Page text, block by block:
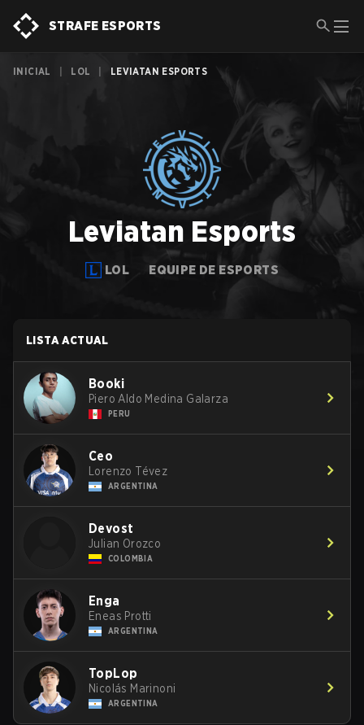
STRAFE ESPORTS
INICIAL LOL LEVIATAN ESPORTS
Leviatan Esports
LOL EQUIPE DE ESPORTS
LISTA ACTUAL
Booki
Piero Aldo Medina Galarza
PERU
Ceo
Lorenzo Tévez
ARGENTINA
Devost
Julian Orozco
COLOMBIA
Enga
Eneas Protti
ARGENTINA
TopLop
Nicolás Marinoni
ARGENTINA